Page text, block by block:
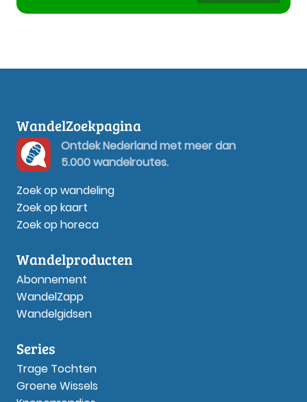
WandelZoekpagina
Ontdek Nederland met meer dan
5.000 wandelroutes.
Zoek op wandeling
Zoek op kaart
Zoek op horeca
Wandelproducten
Abonnement
WandelZapp
Wandelgidsen
Series
Trage Tochten
Groene Wissels